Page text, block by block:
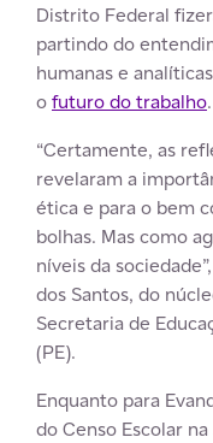
Distrito Federal
partindo do
humanas e
ofuturo do trabalho.
“Certamente, as
revelaram a
ética e para o bem
bolhas. Mas como
níveis da
dos Santos, do
Secretaria de
(PE).
Enquanto para
do Censo Escolar